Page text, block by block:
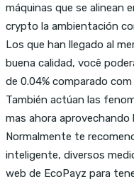
máquinas que se alinean
crypto la ambientación
Los que han llegado al
buena calidad, você
de 0.04% comparado
También actúan las
mas ahora aprovechando
Normalmente te
inteligente, diversos
web de EcoPayz para